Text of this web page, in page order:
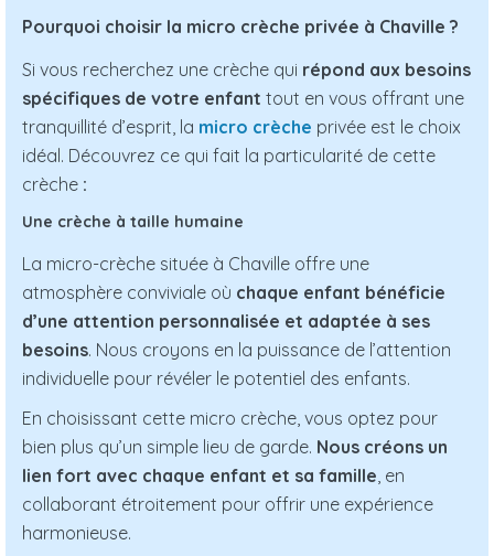
Pourquoi choisir la micro crèche privée à Chaville ?
Si vous recherchez une crèche qui répond aux besoins
spécifiques de votre enfant tout en vous offrant une
tranquillité d’esprit, la micro crèche privée est le choix
idéal. Découvrez ce qui fait la particularité de cette
crèche :
Une crèche à taille humaine
La micro-crèche située à Chaville offre une
atmosphère conviviale où chaque enfant bénéficie
d’une attention personnalisée et adaptée à ses
besoins. Nous croyons en la puissance de l’attention
individuelle pour révéler le potentiel des enfants.
En choisissant cette micro crèche, vous optez pour
bien plus qu’un simple lieu de garde. Nous créons un
lien fort avec chaque enfant et sa famille, en
collaborant étroitement pour offrir une expérience
harmonieuse.